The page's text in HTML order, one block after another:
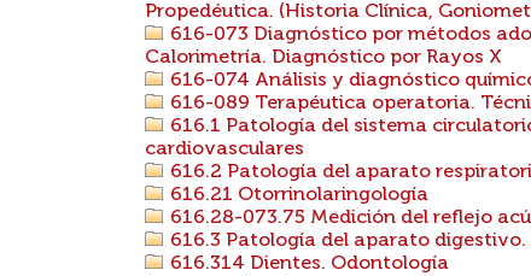
Propedéutica. (Historia Clínica,
616-073 Diagnóstico por métodos
Calorimetría. Diagnóstico por Rayos X
616-074 Análisis y diagnóstico
616-089 Terapéutica operatoria.
616.1 Patología del sistema
cardiovasculares
616.2 Patología del aparato
616.21 Otorrinolaringología
616.28-073.75 Medición del reflejo
616.3 Patología del aparato
616.314 Dientes. Odontología